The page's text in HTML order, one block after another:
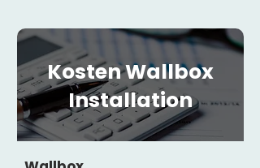
Kosten Wallbox
Installation